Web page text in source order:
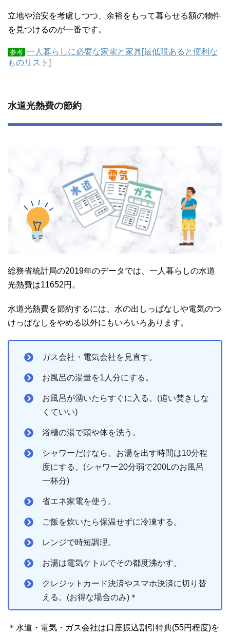
立地や治安を考慮しつつ、余裕をもって暮らせる額の物件
を見つけるのが一番です。
参考 一人暮らしに必要な家電と家具[最低限あると便利な
ものリスト]
水道光熱費の節約
総務省統計局の2019年のデータでは、一人暮らしの水道
光熱費は11652円。
水道光熱費を節約するには、水の出しっぱなしや電気のつ
けっぱなしをやめる以外にもいろいろあります。
ガス会社・電気会社を見直す。
お風呂の湯量を1人分にする。
お風呂が湧いたらすぐに入る。(追い焚きしな
くていい)
浴槽の湯で頭や体を洗う。
シャワーだけなら、お湯を出す時間は10分程
度にする。(シャワー20分弱で200Lのお風呂
一杯分)
省エネ家電を使う。
ご飯を炊いたら保温せずに冷凍する。
レンジで時短調理。
お湯は電気ケトルでその都度沸かす。
クレジットカード決済やスマホ決済に切り替
える。(お得な場合のみ)＊
＊水道・電気・ガス会社は口座振込割引特典(55円程度)を